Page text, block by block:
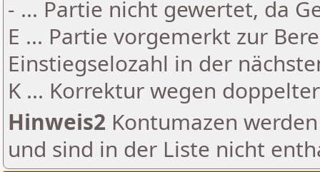
- ... Partie nicht gewertet, da
E ... Partie vorgemerkt zur
Einstiegselozahl in der
K ... Korrektur wegen
Hinweis2 Kontumazen
und sind in der Liste nicht